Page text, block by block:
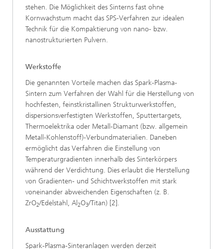
stehen. Die Möglichkeit des Sinterns fast ohne
Kornwachstum macht das SPS-Verfahren zur idealen
Technik für die Kompaktierung von nano- bzw.
nanostrukturierten Pulvern.
Werkstoffe
Die genannten Vorteile machen das Spark-Plasma-
Sintern zum Verfahren der Wahl für die Herstellung von
hochfesten, feinstkristallinen Strukturwerkstoffen,
dispersionsverfestigten Werkstoffen, Sputtertargets,
Thermoelektrika oder Metall-Diamant (bzw. allgemein
Metall-Kohlenstoff)-Verbundmaterialien. Daneben
ermöglicht das Verfahren die Einstellung von
Temperaturgradienten innerhalb des Sinterkörpers
während der Verdichtung. Dies erlaubt die Herstellung
von Gradienten- und Schichtwerkstoffen mit stark
voneinander abweichenden Eigenschaften (z. B.
ZrO2/Edelstahl, Al 2O3/Titan) [2].
Ausstattung
Spark-Plasma-Sinteranlagen werden derzeit